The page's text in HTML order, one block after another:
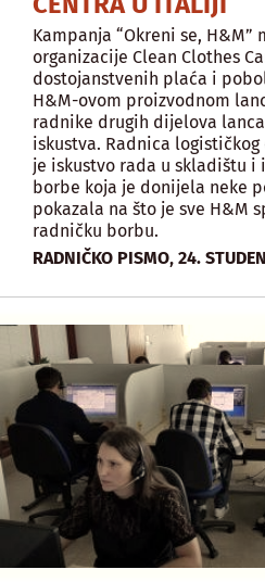
Kampanja “Okreni se, H&M”
organizacije Clean Clothes
dostojanstvenih plaća i
H&M-ovom proizvodnom
radnike drugih dijelova
iskustva. Radnica
je iskustvo rada u skladištu i
borbe koja je donijela neke
pokazala na što je sve H&M
radničku borbu.
RADNIČKO PISMO, 24.